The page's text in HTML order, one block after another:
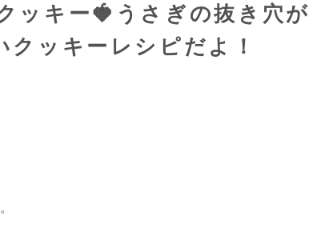
ッキー🍓うさぎの抜き穴が
ッキーレシピだよ！